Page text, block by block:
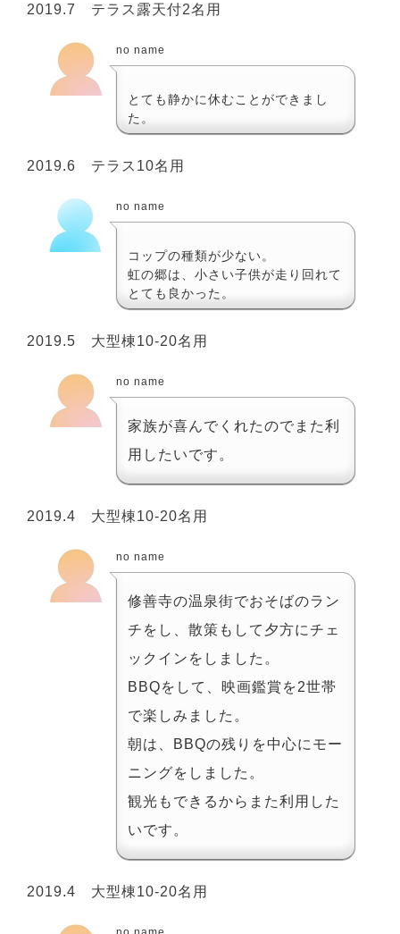
2019.7 テラス露天付2名用
no name
とても静かに休むことができまし
た。
2019.6 テラス10名用
no name
コップの種類が少ない。
虹の郷は、小さい子供が走り回れて
とても良かった。
2019.5 大型棟10-20名用
no name
家族が喜んでくれたのでまた利
用したいです。
2019.4 大型棟10-20名用
no name
修善寺の温泉街でおそばのラン
チをし、散策もして夕方にチェ
ックインをしました。
BBQをして、映画鑑賞を2世帯
で楽しみました。
朝は、BBQの残りを中心にモー
ニングをしました。
観光もできるからまた利用した
いです。
2019.4 大型棟10-20名用